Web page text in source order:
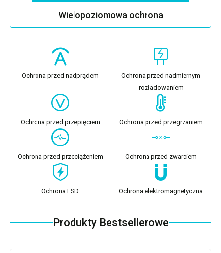
Wielopoziomowa ochrona
Ochrona przed nadprądem
Ochrona przed nadmiernym
rozładowaniem
Ochrona przed przepięciem Ochrona przed przegrzaniem
Ochrona przed przeciążeniem Ochrona przed zwarciem
Ochrona ESD Ochrona elektromagnetyczna
Produkty Bestsellerowe